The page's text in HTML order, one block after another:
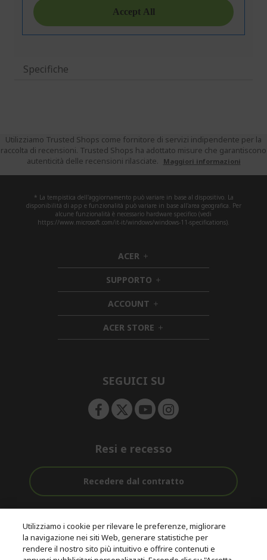
Specifiche
Utilizziamo Trusted Shops come fornitore di servizi indipendente per la
raccolta di recensioni. Trusted Shops ha adottato misure che garantiscono
autenticità delle recensioni rilasciate.
Maggiori informazioni
* La tempistica dell'aggiornamento può variare in base al dispositivo. La
disponibilità di app e funzionalità può variare in base all'area geografica. Per
alcune funzionalità è necessario hardware specifico (vedi
https://www.microsoft.com/it-it/windows/windows-11-specifications).
ACER h
i
d
d
e
n
SUPPORTO h
i
d
d
e
n
ACCOUNT h
i
d
d
ACER STORE h
i
e
SEGUICI SU
Resi e recesso
Recedere dal contratto
Gratuita
Assistenza
pre e post
acquisto
Con 0% Di
Tasso
D'interesse
Utilizziamo i cookie per rilevare le preferenze, migliorare
la navigazione nei siti Web, generare statistiche per
rendere il nostro sito più intuitivo e offrire contenuti e